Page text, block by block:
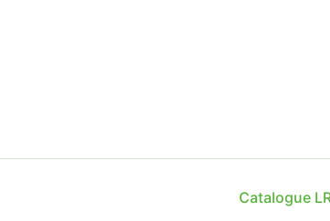
Catalogue